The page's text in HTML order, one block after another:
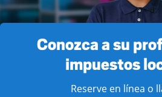
Conozca a su
impuestos
Reserve en línea o